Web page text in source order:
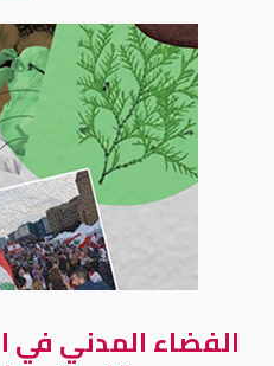
الفضاء المدني في